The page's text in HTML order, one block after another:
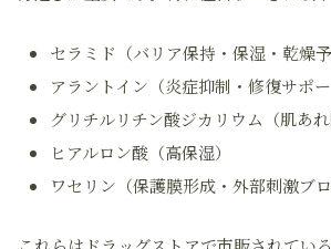
セラミド（バリア保持・保湿・乾燥予
アラントイン（炎症抑制・修復サポー
グリチルリチン酸ジカリウム（肌あれ
ヒアルロン酸（高保湿）
ワセリン（保護膜形成・外部刺激ブロ